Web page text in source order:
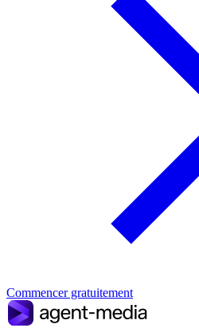
Commencer gratuitement